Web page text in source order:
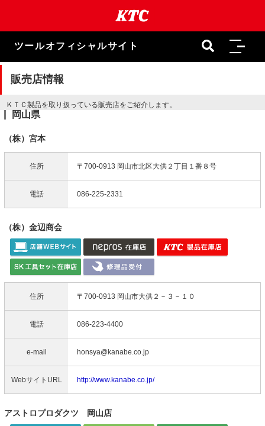
ま
キ
ツールオフィシャルサイト
販売店情報
ＫＴＣ製品を取り扱っている販売店をご紹介します。
岡山県
（株）宮本
住所 〒700-0913 岡山市北区大供２丁目１番８号
電話 086-225-2331
（株）金辺商会
住所 〒700-0913 岡山市大供２－３－１０
電話 086-223-4400
e-mail honsya@kanabe.co.jp
WebサイトURL http://www.kanabe.co.jp/
アストロプロダクツ 岡山店